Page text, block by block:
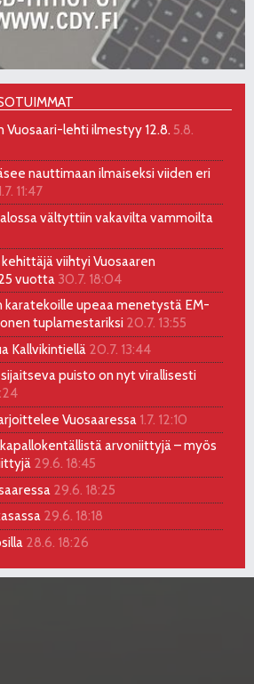
Vuosaari-lehti ilmestyy 12.8. 5.8.
nauttimaan ilmaiseksi viiden eri
11:47
vältyttiin vakavilta vammoilta
viihtyi Vuosaaren
vuotta 30.7. 18:04
karatekoille upeaa menetystä EM-
tuplamestariksi 20.7. 13:55
Kallvikintiellä 20.7. 13:44
puisto on nyt virallisesti
Vuosaaressa 1.7. 12:10
arvoniittyjä – myös
29.6. 18:45
29.6. 18:25
29.6. 18:18
28.6. 18:26